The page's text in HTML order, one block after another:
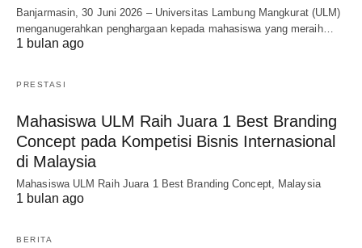
Banjarmasin, 30 Juni 2026 – Universitas Lambung Mangkurat (ULM)
menganugerahkan penghargaan kepada mahasiswa yang meraih…
1 bulan ago
PRESTASI
Mahasiswa ULM Raih Juara 1 Best Branding
Concept pada Kompetisi Bisnis Internasional
di Malaysia
Mahasiswa ULM Raih Juara 1 Best Branding Concept, Malaysia
1 bulan ago
BERITA